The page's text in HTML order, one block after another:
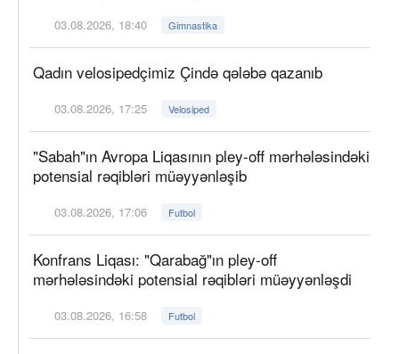
03.08.2026, 18:40 Gimnastika
Qadın velosipedçimiz Çində qələbə qazanıb
03.08.2026, 17:25 Velosiped
"Sabah"ın Avropa Liqasının pley-off mərhələsindəki
potensial rəqibləri müəyyənləşib
03.08.2026, 17:06 Futbol
Konfrans Liqası: "Qarabağ"ın pley-off
mərhələsindəki potensial rəqibləri müəyyənləşdi
03.08.2026, 16:58 Futbol